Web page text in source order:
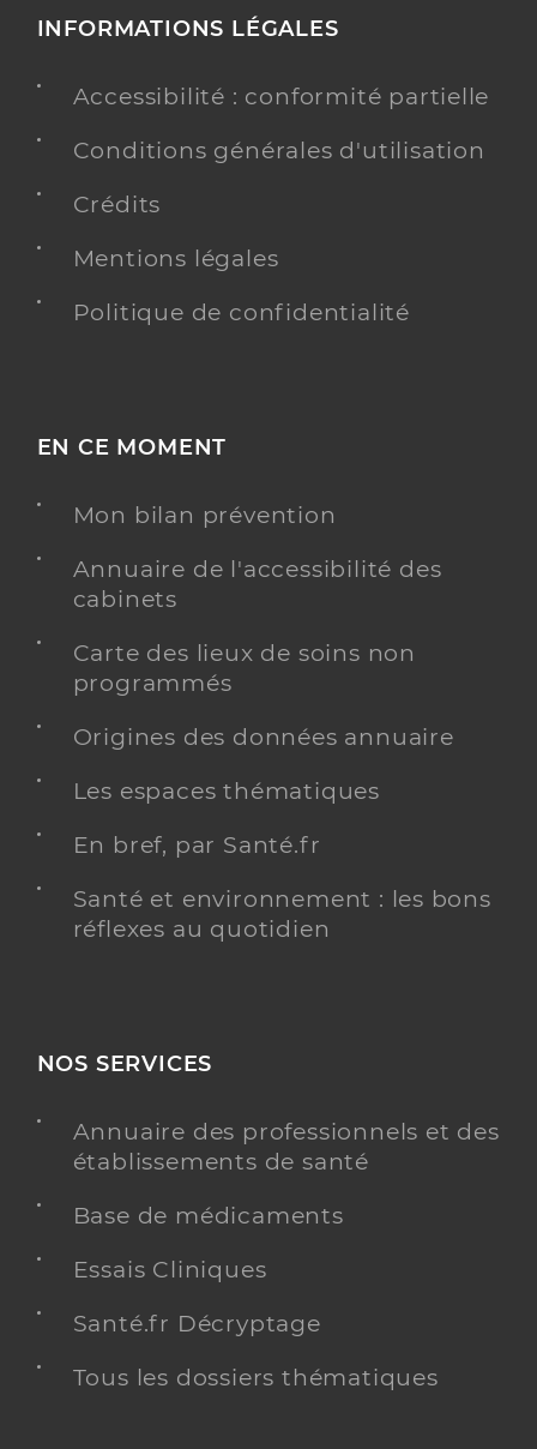
INFORMATIONS LÉGALES
Accessibilité : conformité partielle
Conditions générales d'utilisation
Crédits
Mentions légales
Politique de confidentialité
EN CE MOMENT
Mon bilan prévention
Annuaire de l'accessibilité des
cabinets
Carte des lieux de soins non
programmés
Origines des données annuaire
Les espaces thématiques
En bref, par Santé.fr
Santé et environnement : les bons
réflexes au quotidien
NOS SERVICES
Annuaire des professionnels et des
établissements de santé
Base de médicaments
Essais Cliniques
Santé.fr Décryptage
Tous les dossiers thématiques